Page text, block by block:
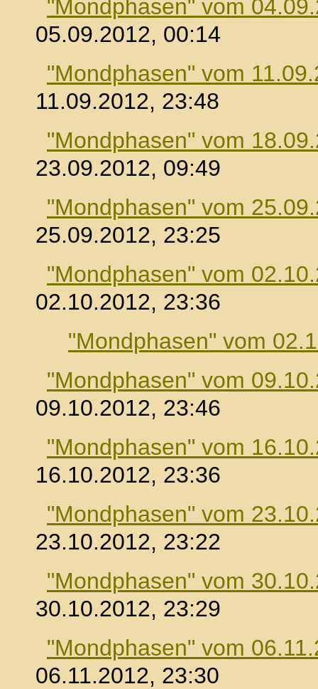
"Mondphasen" vom
05.09.2012, 00:14
"Mondphasen" vom
11.09.2012, 23:48
"Mondphasen" vom
23.09.2012, 09:49
"Mondphasen" vom
25.09.2012, 23:25
"Mondphasen" vom
02.10.2012, 23:36
"Mondphasen" vom
"Mondphasen" vom
09.10.2012, 23:46
"Mondphasen" vom
16.10.2012, 23:36
"Mondphasen" vom
23.10.2012, 23:22
"Mondphasen" vom
30.10.2012, 23:29
"Mondphasen" vom
06.11.2012, 23:30